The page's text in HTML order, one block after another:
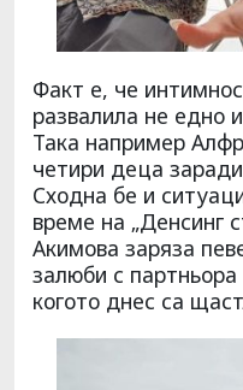
Факт е, че
развалила не едно
Така например
четири деца
Сходна бе и
време на „Денсинг
Акимова заряза
залюби с
когото днес са